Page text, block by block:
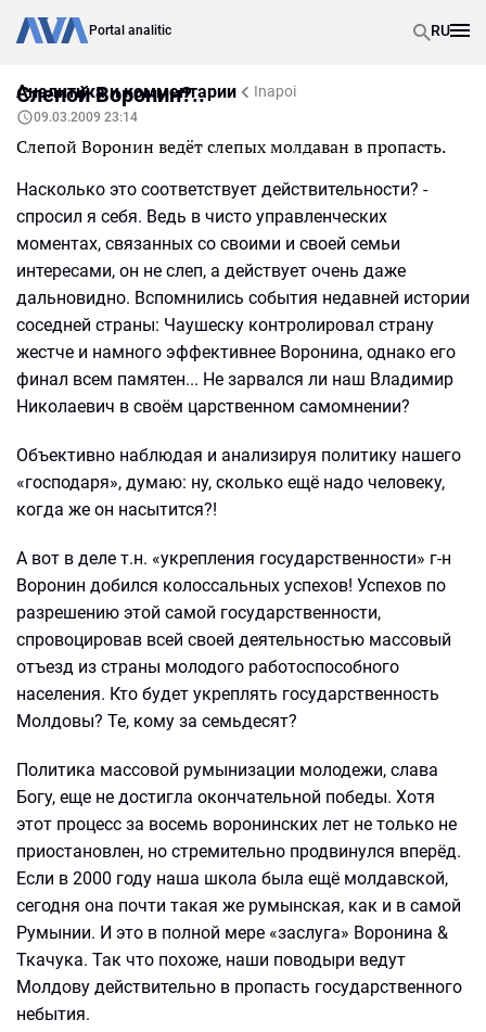
Portal analitic RU
Аналитика и комментарии Inapoi
Слепой Воронин?..
09.03.2009 23:14
Слепой Воронин ведёт слепых молдаван в пропасть.
Насколько это соответствует действительности? -
спросил я себя. Ведь в чисто управленческих
моментах, связанных со своими и своей семьи
интересами, он не слеп, а действует очень даже
дальновидно. Вспомнились события недавней истории
соседней страны: Чаушеску контролировал страну
жестче и намного эффективнее Воронина, однако его
финал всем памятен... Не зарвался ли наш Владимир
Николаевич в своём царственном самомнении?
Объективно наблюдая и анализируя политику нашего
«господаря», думаю: ну, сколько ещё надо человеку,
когда же он насытится?!
А вот в деле т.н. «укрепления государственности» г-н
Воронин добился колоссальных успехов! Успехов по
разрешению этой самой государственности,
спровоцировав всей своей деятельностью массовый
отъезд из страны молодого работоспособного
населения. Кто будет укреплять государственность
Молдовы? Те, кому за семьдесят?
Политика массовой румынизации молодежи, слава
Богу, еще не достигла окончательной победы. Хотя
этот процесс за восемь воронинских лет не только не
приостановлен, но стремительно продвинулся вперёд.
Если в 2000 году наша школа была ещё молдавской,
сегодня она почти такая же румынская, как и в самой
Румынии. И это в полной мере «заслуга» Воронина &
Ткачука. Так что похоже, наши поводыри ведут
Молдову действительно в пропасть государственного
небытия.